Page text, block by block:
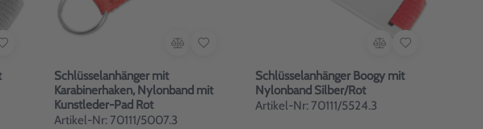
Schlüsselanhänger mit
Karabinerhaken, Nylonband mit
Kunstleder-Pad Rot
Artikel-Nr: 70111/5007.3
Schlüsselanhänger Boogy mit
Nylonband Silber/Rot
Artikel-Nr: 70111/5524.3